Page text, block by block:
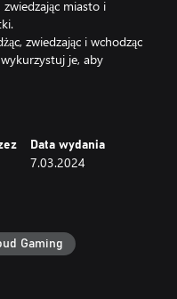
miasto i
zwiedzając i wchodząc
je, aby
docelowego.
kolizji z innymi
(wypadki, prace
hamowania, kiedy
oddawaj go do
Data wydania
7.03.2024
Gaming